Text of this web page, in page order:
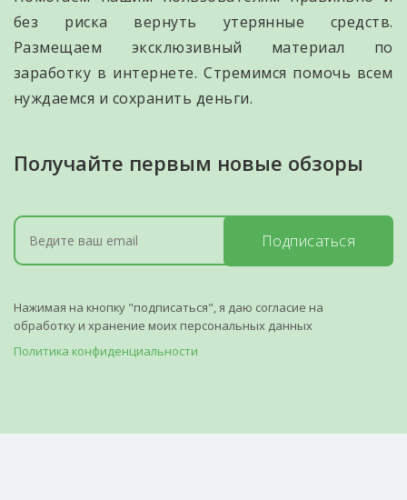
без риска вернуть утерянные средств.
Размещаем эксклюзивный материал по
заработку в интернете. Стремимся помочь всем
нуждаемся и сохранить деньги.
Получайте первым новые обзоры
Подписаться
Нажимая на кнопку "подписаться", я даю согласие на
обработку и хранение моих персональных данных
Политика конфиденциальности